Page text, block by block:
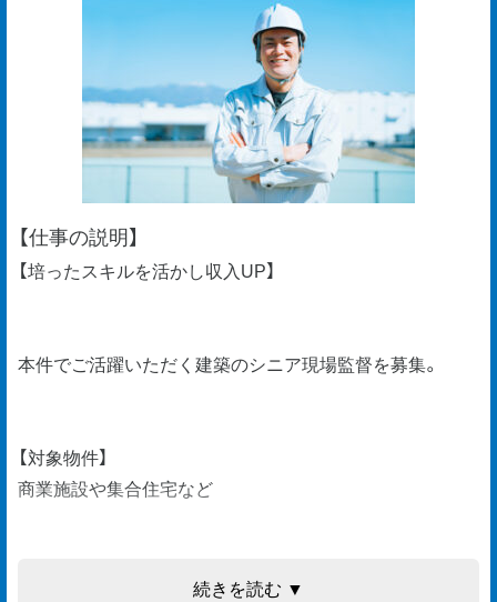
【仕事の説明】
【培ったスキルを活かし収入UP】
本件でご活躍いただく建築のシニア現場監督を募集。
【対象物件】
商業施設や集合住宅など
続きを読む ▼